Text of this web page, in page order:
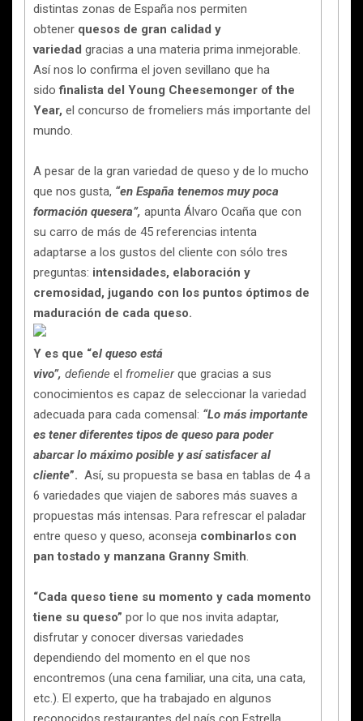
distintas zonas de España nos permiten
obtener quesos de gran calidad y
variedad gracias a una materia prima inmejorable.
Así nos lo confirma el joven sevillano que ha
sidofinalista del Young Cheesemonger of the
Year, el concurso de fromeliers más importante del
mundo.
A pesar de la gran variedad de queso y de lo mucho
que nos gusta, “en España tenemos muy poca
formación quesera”, apunta Álvaro Ocaña que con
su carro de más de 45 referencias intenta
adaptarse a los gustos del cliente con sólo tres
preguntas: intensidades, elaboración y
cremosidad, jugando con los puntos óptimos de
maduración de cada queso.
Y es que “el queso está
vivo”, defiende el fromelierque gracias a sus
conocimientos es capaz de seleccionar la variedad
adecuada para cada comensal: “Lo más importante
es tener diferentes tipos de queso para poder
abarcar lo máximo posible y así satisfacer al
cliente”. Así, su propuesta se basa en tablas de 4 a
6 variedades que viajen de sabores más suaves a
propuestas más intensas. Para refrescar el paladar
entre queso y queso, aconseja combinarlos con
pan tostado y manzana Granny Smith.
“Cada queso tiene su momento y cada momento
tiene su queso” por lo que nos invita adaptar,
disfrutar y conocer diversas variedades
dependiendo del momento en el que nos
encontremos (una cena familiar, una cita, una cata,
etc.). El experto, que ha trabajado en algunos